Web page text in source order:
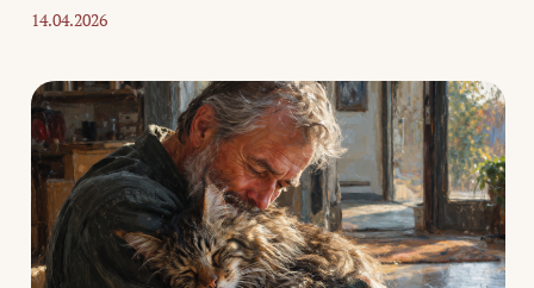
14.04.2026